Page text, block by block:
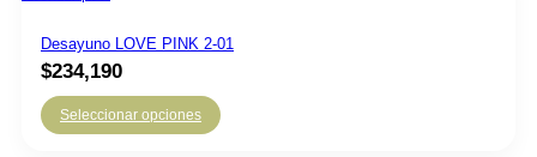
Desayuno LOVE PINK 2-01
$234,190
Seleccionar opciones